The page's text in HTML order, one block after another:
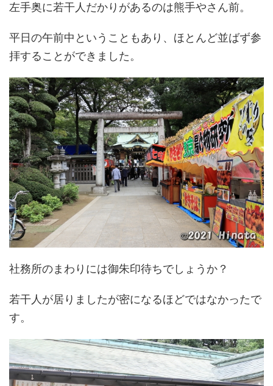
左手奥に若干人だかりがあるのは熊手やさん前。
平日の午前中ということもあり、ほとんど並ばず参
拝することができました。
社務所のまわりには御朱印待ちでしょうか？
若干人が居りましたが密になるほどではなかったで
す。